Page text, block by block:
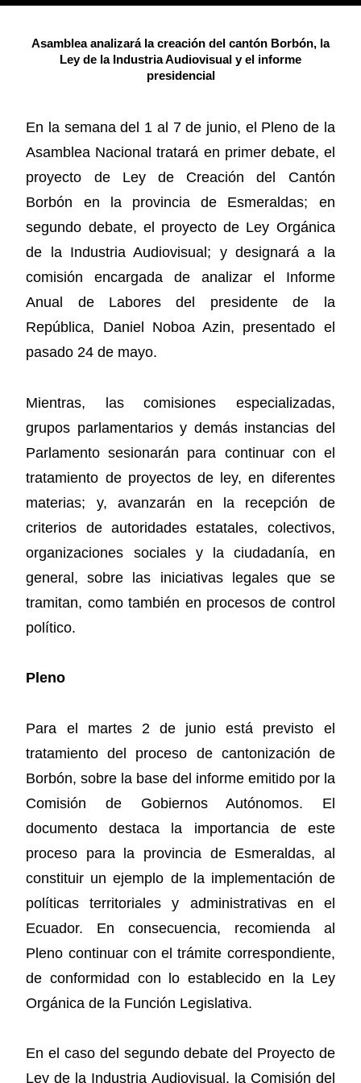
Asamblea analizará la creación del cantón Borbón, la
Ley de la Industria Audiovisual y el informe
presidencial
En la semana del 1 al 7 de junio, el Pleno de la
Asamblea Nacional tratará en primer debate, el
proyecto de Ley de Creación del Cantón
Borbón en la provincia de Esmeraldas; en
segundo debate, el proyecto de Ley Orgánica
de la Industria Audiovisual; y designará a la
comisión encargada de analizar el Informe
Anual de Labores del presidente de la
República, Daniel Noboa Azin, presentado el
pasado 24 de mayo.
Mientras, las comisiones especializadas,
grupos parlamentarios y demás instancias del
Parlamento sesionarán para continuar con el
tratamiento de proyectos de ley, en diferentes
materias; y, avanzarán en la recepción de
criterios de autoridades estatales, colectivos,
organizaciones sociales y la ciudadanía, en
general, sobre las iniciativas legales que se
tramitan, como también en procesos de control
político.
Pleno
Para el martes 2 de junio está previsto el
tratamiento del proceso de cantonización de
Borbón, sobre la base del informe emitido por la
Comisión de Gobiernos Autónomos. El
documento destaca la importancia de este
proceso para la provincia de Esmeraldas, al
constituir un ejemplo de la implementación de
políticas territoriales y administrativas en el
Ecuador. En consecuencia, recomienda al
Pleno continuar con el trámite correspondiente,
de conformidad con lo establecido en la Ley
Orgánica de la Función Legislativa.
En el caso del segundo debate del Proyecto de
Ley de la Industria Audiovisual, la Comisión del